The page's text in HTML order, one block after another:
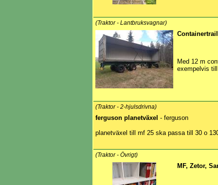
(Traktor - Lantbruksvagnar)
Med 12 m
exempelvis
(Traktor - 2-hjulsdrivna)
ferguson planetväxel - ferguson
planetväxel till mf 25 ska passa till 30 o
(Traktor - Övrigt)
MF, Zetor,